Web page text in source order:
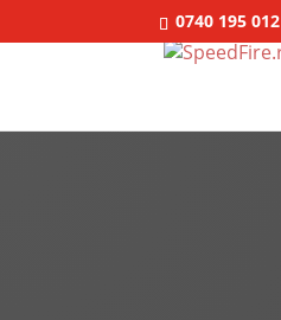
0740 195 012